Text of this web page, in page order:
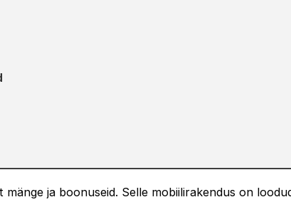
ja boonuseid. Selle mobiilirakendus on